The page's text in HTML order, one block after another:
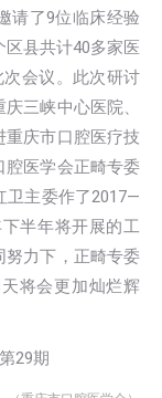
请了9位临床经验
县共计40多家医
会议。此次研讨
三峡中心医院、
庆市口腔医疗技
腔医学会正畸专委
卫主委作了2017—
半年将开展的工
努力下，正畸专委
将会更加灿烂辉